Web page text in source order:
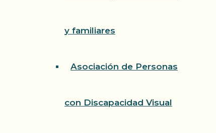
y familiares
Asociación de Personas
con Discapacidad Visual